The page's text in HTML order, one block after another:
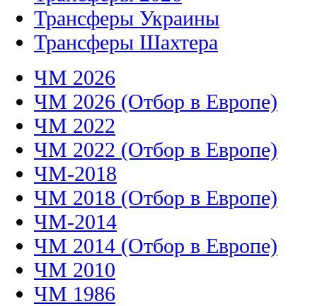
Трансферы Украины
Трансферы Шахтера
ЧМ 2026
ЧМ 2026 (Отбор в Европе)
ЧМ 2022
ЧМ 2022 (Отбор в Европе)
ЧМ-2018
ЧМ 2018 (Отбор в Европе)
ЧМ-2014
ЧМ 2014 (Отбор в Европе)
ЧМ 2010
ЧМ 1986